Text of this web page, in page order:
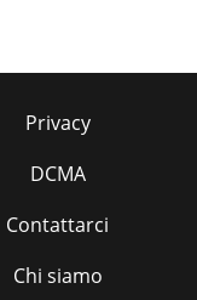
Privacy
DCMA
Contattarci
Chi siamo